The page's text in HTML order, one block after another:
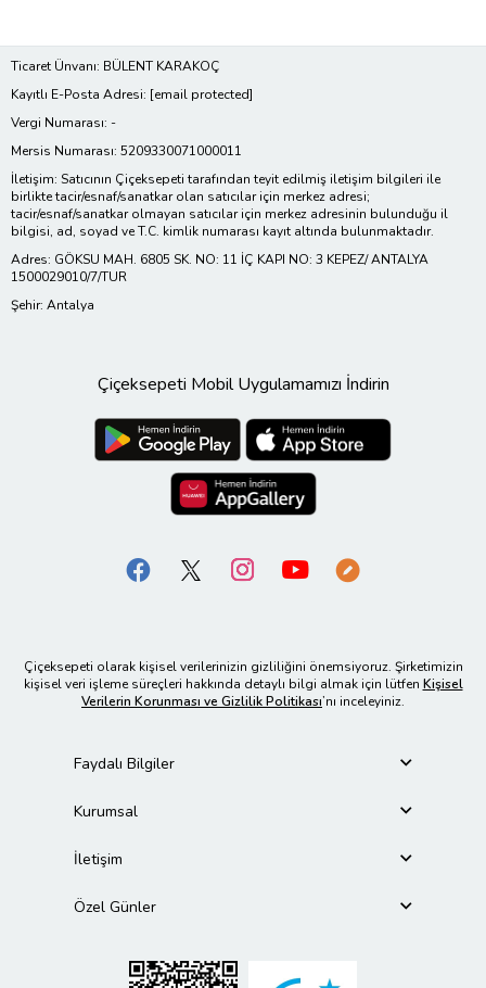
Ticaret Ünvanı: BÜLENT KARAKOÇ
Kayıtlı E-Posta Adresi: [email protected]
Vergi Numarası: -
Mersis Numarası: 5209330071000011
İletişim: Satıcının Çiçeksepeti tarafından teyit edilmiş iletişim bilgileri ile
birlikte tacir/esnaf/sanatkar olan satıcılar için merkez adresi;
tacir/esnaf/sanatkar olmayan satıcılar için merkez adresinin bulunduğu il
bilgisi, ad, soyad ve T.C. kimlik numarası kayıt altında bulunmaktadır.
Adres: GÖKSU MAH. 6805 SK. NO: 11 İÇ KAPI NO: 3 KEPEZ/ ANTALYA
1500029010/7/TUR
Şehir: Antalya
Çiçeksepeti Mobil Uygulamamızı İndirin
Çiçeksepeti olarak kişisel verilerinizin gizliliğini önemsiyoruz. Şirketimizin
kişisel veri işleme süreçleri hakkında detaylı bilgi almak için lütfen Kişisel
Verilerin Korunması ve Gizlilik Politikası’nı inceleyiniz.
Faydalı Bilgiler
Kurumsal
İletişim
Özel Günler